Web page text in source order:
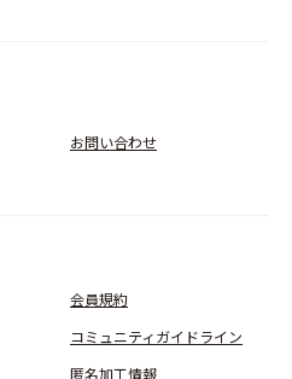
お問い合わせ
会員規約
コミュニティガイドライン
匿名加工情報